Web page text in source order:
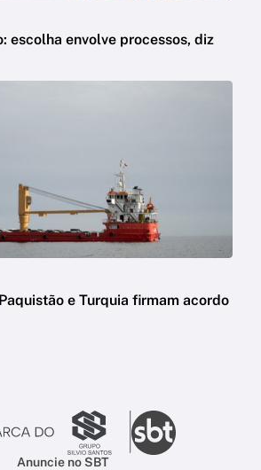
escolha envolve processos, diz
e Turquia firmam acordo
Anuncie no SBT